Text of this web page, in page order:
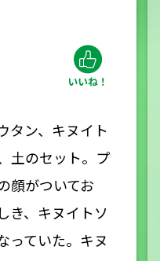
タン、キヌイト
土のセット。プ
顔がついてお
き、キヌイトソ
っていた。キヌ